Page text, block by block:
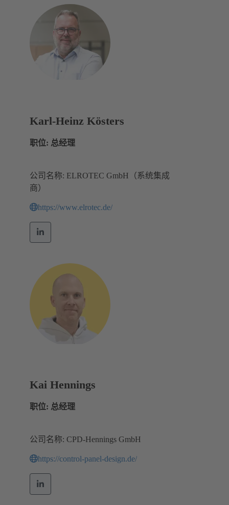
Karl-Heinz Kösters
职位: 总经理
公司名称: ELROTEC GmbH（系统集成
商）
https://www.elrotec.de/
Kai Hennings
职位: 总经理
公司名称: CPD-Hennings GmbH
https://control-panel-design.de/